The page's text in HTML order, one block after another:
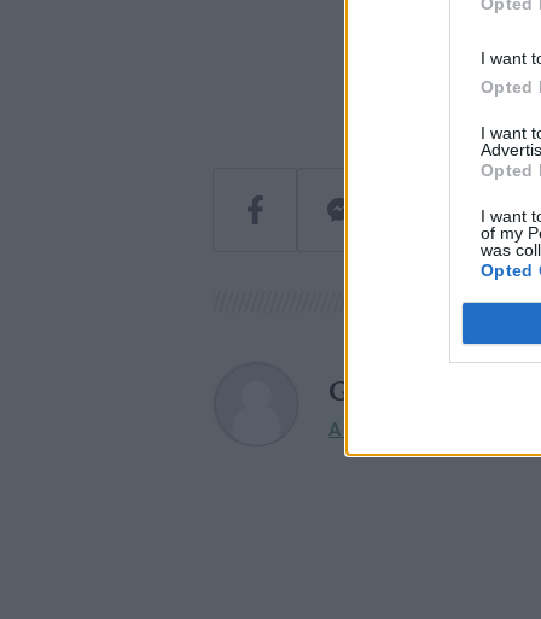
I want
Opted
I want
Opted
I want
of my
was
Opted
Greendex
A szerző további cikkei